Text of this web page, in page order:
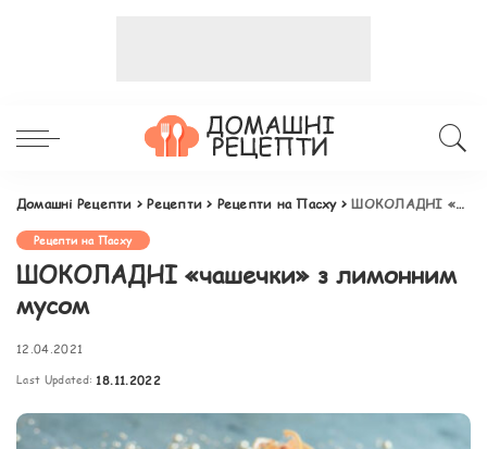
Домашні Рецепти >Рецепти > Рецепти на Пасху>ШОКОЛАДНІ «чашечки» з лимонним мусом
Рецепти на Пасху
ШОКОЛАДНІ «чашечки» з лимонним
мусом
12.04.2021
Last Updated: 18.11.2022